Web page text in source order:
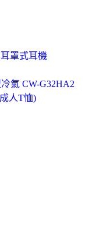
罩式耳機
氣 CW-G32HA2
人T恤)